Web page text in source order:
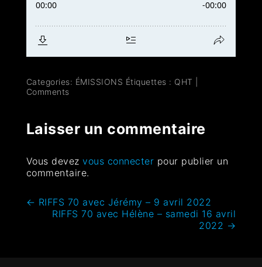
Categories: ÉMISSIONS Étiquettes : QHT
Comments
Laisser un commentaire
Vous devezvous connecter pour publier un
commentaire.
← RIFFS 70 avec Jérémy – 9 avril 2022
RIFFS 70 avec Hélène – samedi 16 avril
2022 →